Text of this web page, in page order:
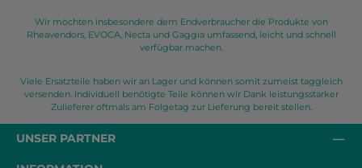
Wir möchten insbesondere dem Endverbraucher die Produkte von
Rheavendors, EVOCA, Necta und Gaggia umfassend, leicht und schnell
verfügbar machen.
Viele Ersatzteile haben wir an Lager und können somit zumeist taggleich
versenden. Individuell benötigte Teile können wir Dank leistungsstarker
Zulieferer oftmals am Folgetag zur Lieferung bereit stellen.
UNSER PARTNER